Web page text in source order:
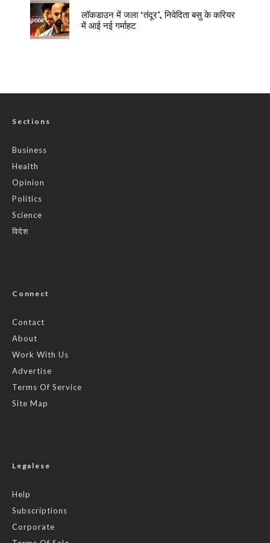
लॉकडाउन में जला ‘तंदूर’, निवेदिता बसु के करियर
में आई नई गर्माहट
Sections
Business
Health
Opinion
Politics
Science
विदेश
Connect
Contact
About
Work With Us
Advertise
Terms Of Service
Site Map
Legalese
Help
Subscriptions
Corporate